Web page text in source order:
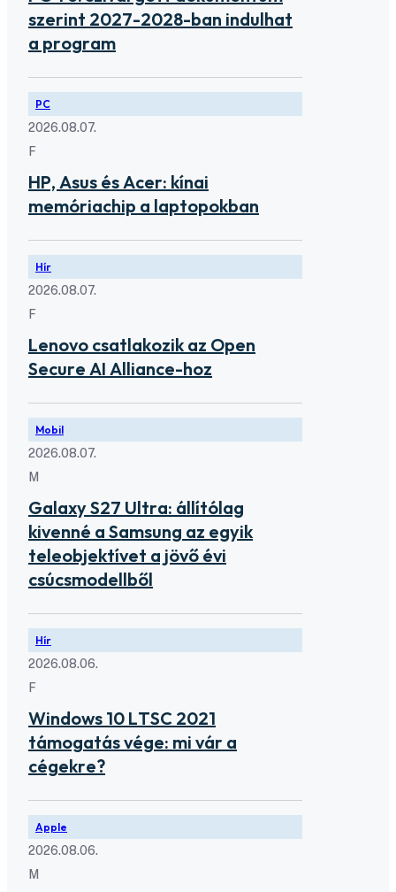
szerint 2027-2028-ban indulhat
a program
PC
2026.08.07.
F
HP, Asus és Acer: kínai
memóriachip a laptopokban
Hír
2026.08.07.
F
Lenovo csatlakozik az Open
Secure AI Alliance-hoz
Mobil
2026.08.07.
M
Galaxy S27 Ultra: állítólag
kivenné a Samsung az egyik
teleobjektívet a jövő évi
csúcsmodellből
Hír
2026.08.06.
F
Windows 10 LTSC 2021
támogatás vége: mi vár a
cégekre?
Apple
2026.08.06.
M